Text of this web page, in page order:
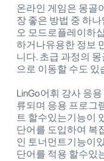
온라인 게임은 몽골
장 좋은 방법 중 하
오 모드로플레이하
하거나유용한 정보
니다. 초급 과정의
으로 이동할 수도 있
LinGo어휘 강사 응
류되며 응용 프로그
트 할수있는기능이
단어를 도입하여 복
인 토너먼트기능이
단어를 적용 할수있